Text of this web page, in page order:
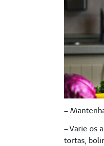
–
– Varie os
tortas,